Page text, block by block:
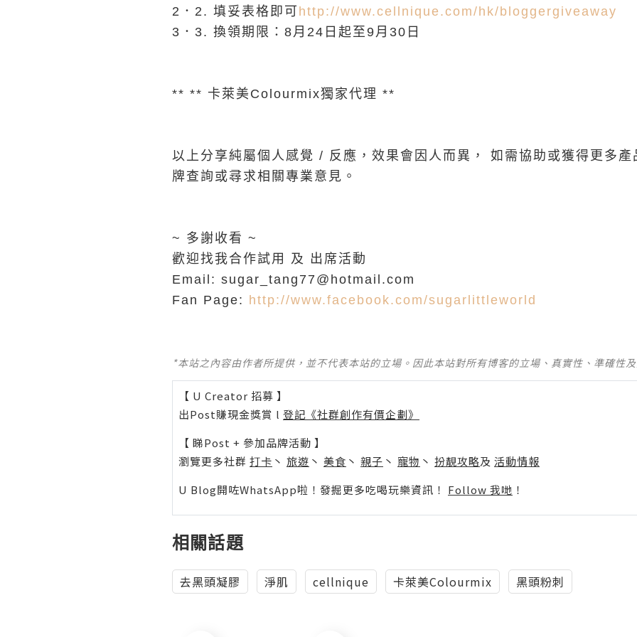
2．2. 填妥表格即可 http://www.cellnique.com/hk/bloggergiveaway
3．3. 換領期限：8月24日起至9月30日
** ** 卡萊美Colourmix獨家代理 **
以上分享純屬個人感覺 / 反應，效果會因人而異， 如需協助或獲得更多產
牌查詢或尋求相關專業意見。
~ 多謝收看 ~
歡迎找我合作試用 及 出席活動
Email: sugar_tang77@hotmail.com
Fan Page:
http://www.facebook.com/sugarlittleworld
*本站之內容由作者所提供，並不代表本站的立場。因此本站對所有博客的立場、真實性、準確性
【 U Creator 招募 】
出Post賺現金獎賞 l 登記《社群創作有價企劃》
【 睇Post + 參加品牌活動 】
瀏覽更多社群 打卡 丶 旅遊 丶 美食 丶 親子 丶 寵物 丶 扮靚攻略及 活動情報
U Blog開咗WhatsApp啦！發掘更多吃喝玩樂資訊！ Follow 我哋 ！
相關話題
去黑頭凝膠 淨肌 cellnique 卡萊美Colourmix 黑頭粉刺